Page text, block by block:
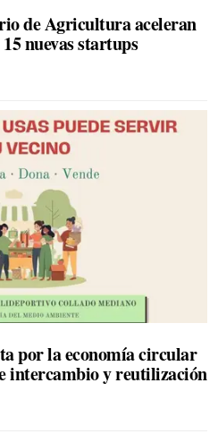
de Agricultura aceleran
nuevas startups
por la economía circular
intercambio y reutilización